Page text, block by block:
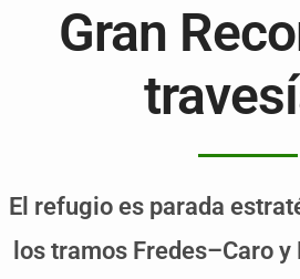
Gran
El refugio es parada
los tramos Fredes–Caro y